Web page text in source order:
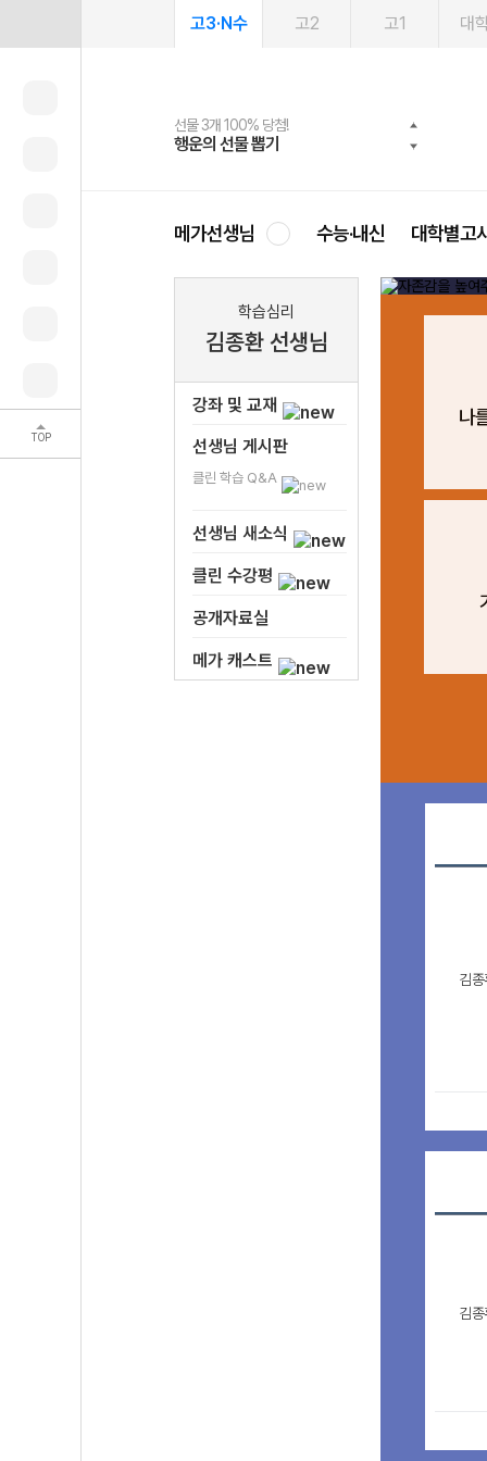
TOP
고3·N수 고2 고1 대
선물 3개 100% 당첨!
행운의 선물 뽑기
선물 100% 증정!
메가스터디 X 올리브
여름방학 스터디 캐시백
메가런 썸머스쿨
2027 러셀 단과
강사 공개선발
스마트러닝앱
설문 EVENT
메가패스
3일 무료 체험권
메가패스 수강생 무료혜택!
메가클럽 멤버십
사회공헌 캠페인
희망이룸 메가나눔
메가선생님 수능·내신 대학별고
학습심리
김종환 선생님
강좌 및 교재
선생님 게시판
클린 학습 Q&A
선생님 새소식
클린 수강평
공개자료실
메가 캐스트
나
김
김